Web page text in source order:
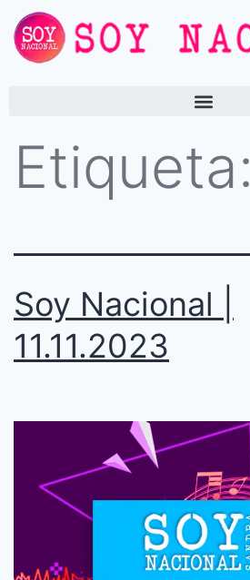
Etiqueta:
Soy Nacional |
11.11.2023